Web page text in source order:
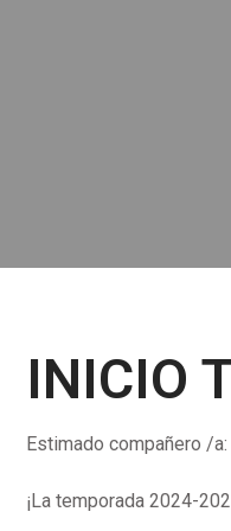
INICIO
Estimado compañero /a:
¡La temporada 2024-